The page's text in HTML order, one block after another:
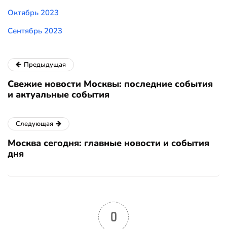
Октябрь 2023
Сентябрь 2023
Предыдущая
Свежие новости Москвы: последние события
и актуальные события
Следующая
Москва сегодня: главные новости и события
дня
0